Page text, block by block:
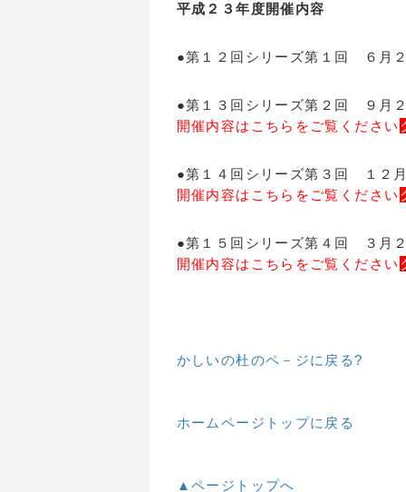
平成２３年度開催内容
●第１２回シリーズ第１回 ６月
●第１３回シリーズ第２回 ９月
開催内容はこちらをご覧ください
●第１４回シリーズ第３回 １２
開催内容はこちらをご覧ください
●第１５回シリーズ第４回 ３月
開催内容はこちらをご覧ください
かしいの杜のペ－ジに戻る?
ホームページトップに戻る
▲ページトップへ